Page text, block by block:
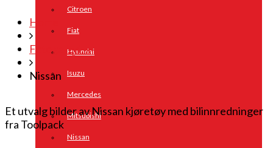
Citroen
Fiat
Hyundai
Isuzu
Mercedes
Mitsubishi
Nissan
Home
Fotogalleri_x
Nissan
Et utvalg bilder av Nissan kjøretøy med bilinnredninger
fra Toolpack